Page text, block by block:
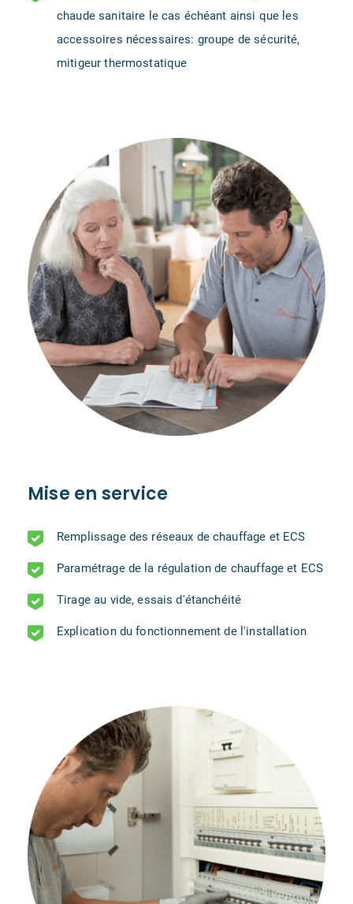
chaude sanitaire le cas échéant ainsi que les
accessoires nécessaires: groupe de sécurité,
mitigeur thermostatique
Mise en service
Remplissage des réseaux de chauffage et ECS
Paramétrage de la régulation de chauffage et ECS
Tirage au vide, essais d'étanchéité
Explication du fonctionnement de l'installation